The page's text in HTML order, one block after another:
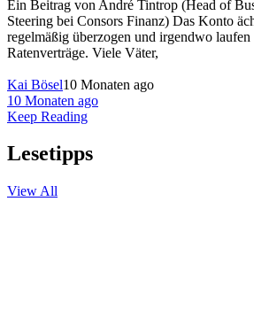
Ein Beitrag von André Tintrop (Head of
Steering bei Consors Finanz) Das Konto
regelmäßig überzogen und irgendwo
Ratenverträge. Viele Väter,
Kai Bösel10 Monaten ago
10 Monaten ago
Keep Reading
Lesetipps
View All